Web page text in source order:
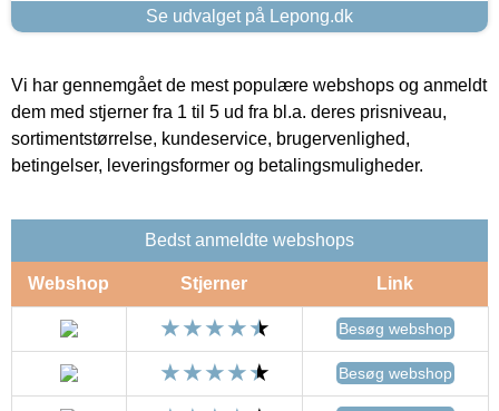
Se udvalget på Lepong.dk
Vi har gennemgået de mest populære webshops og anmeldt
dem med stjerner fra 1 til 5 ud fra bl.a. deres prisniveau,
sortimentstørrelse, kundeservice, brugervenlighed,
betingelser, leveringsformer og betalingsmuligheder.
Bedst anmeldte webshops
Webshop Stjerner Link
Besøg webshop
Besøg webshop